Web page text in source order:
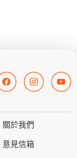
關於我們
意見信箱